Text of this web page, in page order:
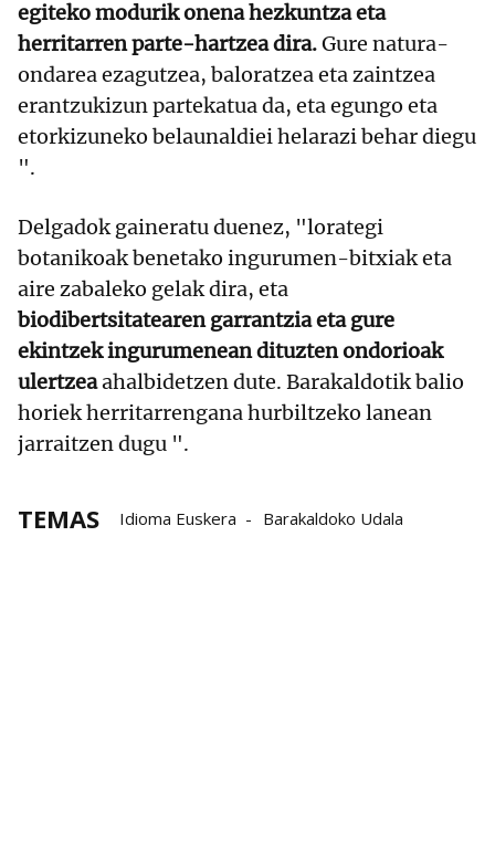
egiteko modurik onena hezkuntza eta
herritarren parte-hartzea dira.Gure natura-
ondarea ezagutzea, baloratzea eta zaintzea
erantzukizun partekatua da, eta egungo eta
etorkizuneko belaunaldiei helarazi behar diegu
".
Delgadok gaineratu duenez, "lorategi
botanikoak benetako ingurumen-bitxiak eta
aire zabaleko gelak dira, eta
biodibertsitatearen garrantzia eta gure
ekintzek ingurumenean dituzten ondorioak
ulertzeaahalbidetzen dute. Barakaldotik balio
horiek herritarrengana hurbiltzeko lanean
jarraitzen dugu ".
TEMAS Idioma Euskera Barakaldoko Udala